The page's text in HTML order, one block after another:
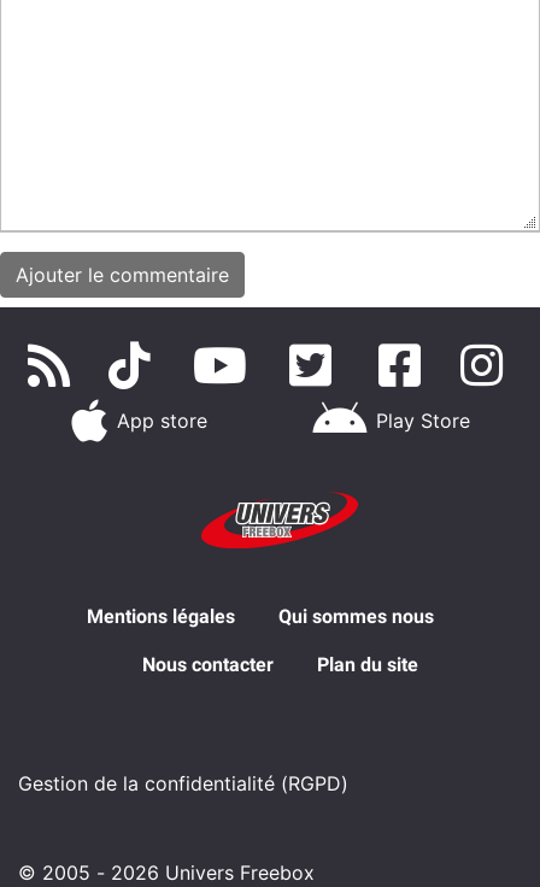
App store Play Store
Mentions légales Qui sommes nous
Nous contacter Plan du site
Gestion de la confidentialité (RGPD)
© 2005 - 2026 Univers Freebox